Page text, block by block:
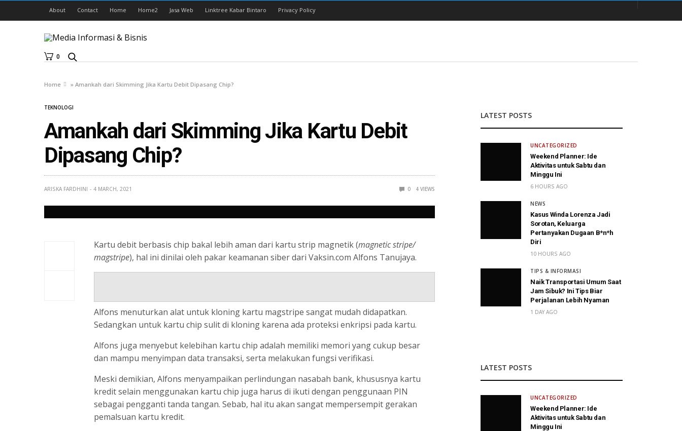
About Contact Home Home2 Jasa Web Linktree Kabar Bintaro Privacy Policy
0
Home »Amankah dari Skimming Jika Kartu Debit Dipasang Chip?
TEKNOLOGI
Amankah dari Skimming Jika Kartu Debit
Dipasang Chip?
ARISKA FARDHINI 4 MARCH, 2021 0 4 VIEWS
Kartu debit berbasis chip bakal lebih aman dari kartu strip magnetik (magnetic stripe/
magstripe), hal ini dinilai oleh pakar keamanan siber dari Vaksin.com Alfons Tanujaya.
Alfons menuturkan alat untuk kloning kartu magstripe sangat mudah didapatkan.
Sedangkan untuk kartu chip sulit di kloning karena ada proteksi enkripsi pada kartu.
Alfons juga menyebut kelebihan kartu chip adalah memiliki memori yang cukup besar
dan mampu menyimpan data transaksi, serta melakukan fungsi verifikasi.
Meski demikian, Alfons menyampaikan perlindungan nasabah bank, khususnya kartu
kredit selain menggunakan kartu chip juga harus di ikuti dengan penggunaan PIN
sebagai pengganti tanda tangan. Sebab, hal itu akan sangat mempersempit gerakan
pemalsuan kartu kredit.
LATEST POSTS
UNCATEGORIZED
Weekend Planner: Ide
Aktivitas untuk Sabtu dan
Minggu Ini
6 HOURS AGO
NEWS
Kasus Winda Lorenza Jadi
Sorotan, Keluarga
Pertanyakan Dugaan B*n*h
Diri
10 HOURS AGO
TIPS & INFORMASI
Naik Transportasi Umum Saat
Jam Sibuk? Ini Tips Biar
Perjalanan Lebih Nyaman
1 DAY AGO
LATEST POSTS
UNCATEGORIZED
Weekend Planner: Ide
Aktivitas untuk Sabtu dan
Minggu Ini